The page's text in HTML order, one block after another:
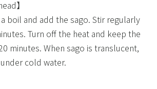
】
boil and add the sago. Stir regularly
Turn off the heat and keep the
minutes. When sago is translucent,
cold water.